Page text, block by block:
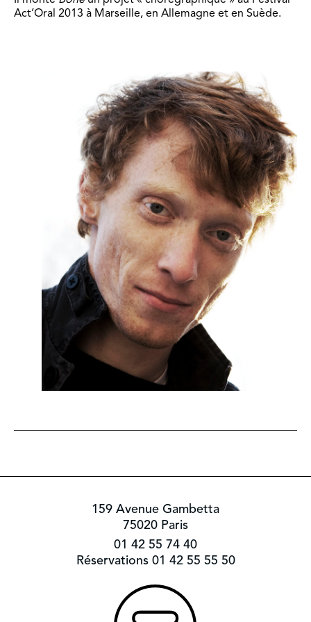
Act’Oral 2013 à Marseille, en Allemagne et en Suède.
159 Avenue Gambetta
75020 Paris
01 42 55 74 40
Réservations 01 42 55 55 50